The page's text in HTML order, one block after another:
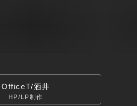
OfficeT/酒井
HP/LP制作